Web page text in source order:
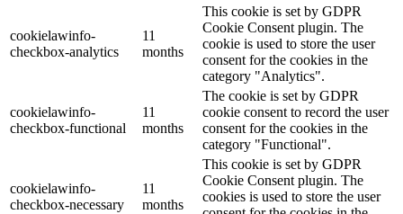
cookielawinfo-
checkbox-analytics
11
months
This cookie is set by GDPR
Cookie Consent plugin. The
cookie is used to store the user
consent for the cookies in the
category "Analytics".
cookielawinfo-
checkbox-functional
11
months
The cookie is set by GDPR
cookie consent to record the user
consent for the cookies in the
category "Functional".
cookielawinfo-
checkbox-necessary
11
months
This cookie is set by GDPR
Cookie Consent plugin. The
cookies is used to store the user